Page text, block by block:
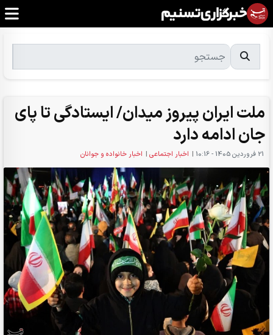
ملت ایران پیروز میدان/ ایستادگی تا پای
جان ادامه دارد
21 فروردين 1405 - 10:16 | اخبار اجتماعی | اخبار خانواده و جوانان